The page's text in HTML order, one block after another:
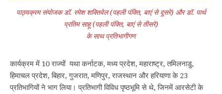
पाठ्यक्रम संयोजक डॉ. रमेश शक्तिवेल (पहली पंक्ति, बाएं से दूसरे) और डॉ. पार्थ
प्रतिम साहू (पहली पंक्ति, बाएं से तीसरे)
के साथ प्रतिभागीगण
कार्यक्रम में 10 राज्यों यथा कर्नाटक, मध्य प्रदेश, महाराष्ट्र, तमिलनाडु,
हिमाचल प्रदेश, बिहार, गुजरात, मणिपुर, राजस्थान और हरियाणा के 23
प्रतिभागियों ने भाग लिया। प्रतिभागी विविध पृष्ठभूमि से थे, जिनमें आरसेटी के